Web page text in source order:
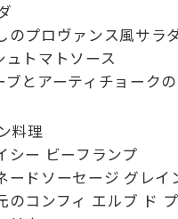
のプロヴァンス風サ
ュトマトソース
ブとアーティチョーク
料理
シー ビーフランプ
ードソーセージ グレイ
のコンフィ エルブ ド